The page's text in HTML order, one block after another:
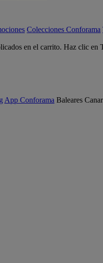
Colecciones Conforama
en el carrito. Haz clic en
App Conforama Baleares